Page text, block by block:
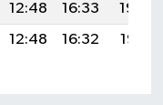
12:48 16:33
19:34
12:48 16:32 19:33